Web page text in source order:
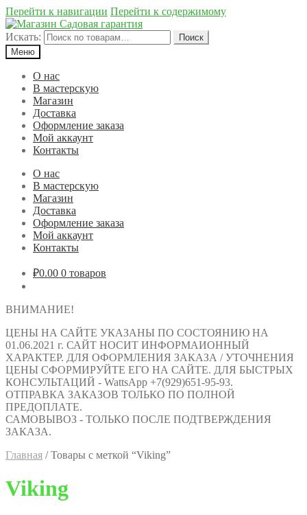
Перейти к навигации Перейти к содержимому
Искать:
Поиск
Меню
О нас
В мастерскую
Магазин
Доставка
Оформление заказа
Мой аккаунт
Контакты
О нас
В мастерскую
Магазин
Доставка
Оформление заказа
Мой аккаунт
Контакты
₽0.00 0 товаров
ВНИМАНИЕ!
ЦЕНЫ НА САЙТЕ УКАЗАНЫ ПО СОСТОЯНИЮ НА
01.06.2021 г. САЙТ НОСИТ ИНФОРМАИОННЫЙ
ХАРАКТЕР. ДЛЯ ОФОРМЛЕНИЯ ЗАКАЗА / УТОЧНЕНИЯ
ЦЕНЫ СФОРМИРУЙТЕ ЕГО НА САЙТЕ. ДЛЯ БЫСТРЫХ
КОНСУЛЬТАЦИЙ - WattsApp +7(929)651-95-93.
ОТПРАВКА ЗАКАЗОВ ТОЛЬКО ПО ПОЛНОЙ
ПРЕДОПЛАТЕ.
САМОВЫВОЗ - ТОЛЬКО ПОСЛЕ ПОДТВЕРЖДЕНИЯ
ЗАКАЗА.
Главная /Товары с меткой “Viking”
Viking